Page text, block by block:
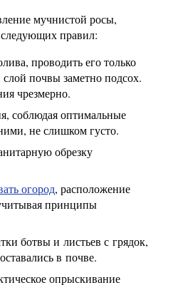
мучнистой росы,
правил:
проводить его только
слой почвы заметно подсох.
чрезмерно.
соблюдая оптимальные
не слишком густо.
обрезку
огород, расположение
принципы
ботвы и листьев с грядок,
в почве.
опрыскивание